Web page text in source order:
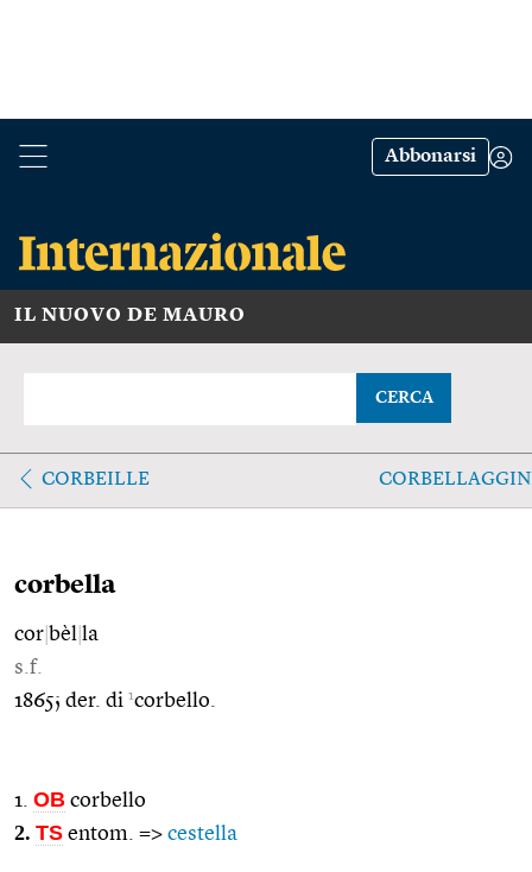
Abbonarsi
IL NUOVO DE MAURO
CERCA
CORBEILLE
corbella
cor bèl la
s.f.
1865; der. di 1corbello.
1. OB corbello
2. TS entom. => cestella